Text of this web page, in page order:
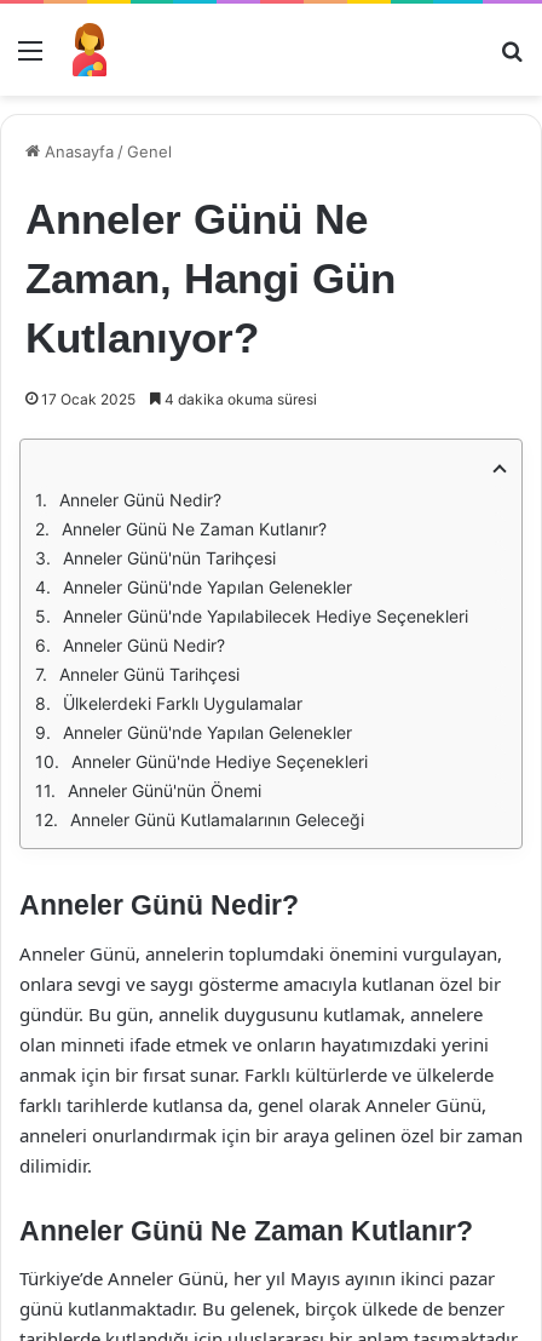
Menü
Anasayfa /Genel
Anneler Günü Ne
Zaman, Hangi Gün
Kutlanıyor?
17 Ocak 2025 4 dakika okuma süresi
Anneler Günü Nedir?
Anneler Günü Ne Zaman Kutlanır?
Anneler Günü'nün Tarihçesi
Anneler Günü'nde Yapılan Gelenekler
Anneler Günü'nde Yapılabilecek Hediye Seçenekleri
Anneler Günü Nedir?
Anneler Günü Tarihçesi
Ülkelerdeki Farklı Uygulamalar
Anneler Günü'nde Yapılan Gelenekler
Anneler Günü'nde Hediye Seçenekleri
Anneler Günü'nün Önemi
Anneler Günü Kutlamalarının Geleceği
Anneler Günü Nedir?
Anneler Günü, annelerin toplumdaki önemini vurgulayan,
onlara sevgi ve saygı gösterme amacıyla kutlanan özel bir
gündür. Bu gün, annelik duygusunu kutlamak, annelere
olan minneti ifade etmek ve onların hayatımızdaki yerini
anmak için bir fırsat sunar. Farklı kültürlerde ve ülkelerde
farklı tarihlerde kutlansa da, genel olarak Anneler Günü,
anneleri onurlandırmak için bir araya gelinen özel bir zaman
dilimidir.
Anneler Günü Ne Zaman Kutlanır?
Türkiye’de Anneler Günü, her yıl Mayıs ayının ikinci pazar
günü kutlanmaktadır. Bu gelenek, birçok ülkede de benzer